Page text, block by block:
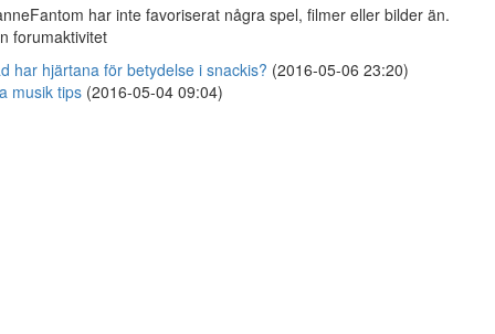
har inte favoriserat några spel, filmer eller bilder än.
forumaktivitet
har hjärtana för betydelse i snackis? (2016-05-06 23:20)
musik tips (2016-05-04 09:04)